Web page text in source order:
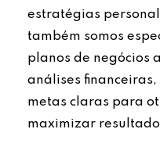
estratégias
também somos
planos de negócios
análises
metas claras para
maximizar